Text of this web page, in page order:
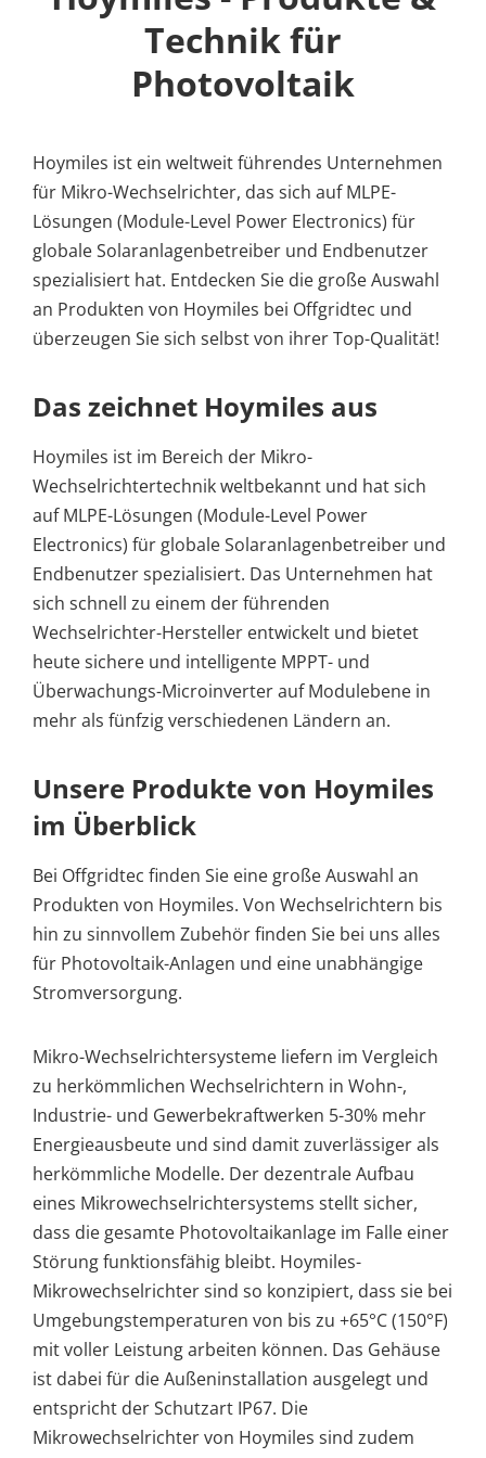
Technik für
Photovoltaik
Hoymiles ist ein weltweit führendes Unternehmen
für Mikro-Wechselrichter, das sich auf MLPE-
Lösungen (Module-Level Power Electronics) für
globale Solaranlagenbetreiber und Endbenutzer
spezialisiert hat. Entdecken Sie die große Auswahl
an Produkten von Hoymiles bei Offgridtec und
überzeugen Sie sich selbst von ihrer Top-Qualität!
Das zeichnet Hoymiles aus
Hoymiles ist im Bereich der Mikro-
Wechselrichtertechnik weltbekannt und hat sich
auf MLPE-Lösungen (Module-Level Power
Electronics) für globale Solaranlagenbetreiber und
Endbenutzer spezialisiert. Das Unternehmen hat
sich schnell zu einem der führenden
Wechselrichter-Hersteller entwickelt und bietet
heute sichere und intelligente MPPT- und
Überwachungs-Microinverter auf Modulebene in
mehr als fünfzig verschiedenen Ländern an.
Unsere Produkte von Hoymiles
im Überblick
Bei Offgridtec finden Sie eine große Auswahl an
Produkten von Hoymiles. Von Wechselrichtern bis
hin zu sinnvollem Zubehör finden Sie bei uns alles
für Photovoltaik-Anlagen und eine unabhängige
Stromversorgung.
Mikro-Wechselrichtersysteme liefern im Vergleich
zu herkömmlichen Wechselrichtern in Wohn-,
Industrie- und Gewerbekraftwerken 5-30% mehr
Energieausbeute und sind damit zuverlässiger als
herkömmliche Modelle. Der dezentrale Aufbau
eines Mikrowechselrichtersystems stellt sicher,
dass die gesamte Photovoltaikanlage im Falle einer
Störung funktionsfähig bleibt. Hoymiles-
Mikrowechselrichter sind so konzipiert, dass sie bei
Umgebungstemperaturen von bis zu +65°C (150°F)
mit voller Leistung arbeiten können. Das Gehäuse
ist dabei für die Außeninstallation ausgelegt und
entspricht der Schutzart IP67. Die
Mikrowechselrichter von Hoymiles sind zudem